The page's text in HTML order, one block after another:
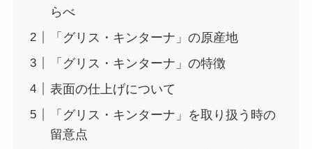
らべ
「グリス・キンターナ」の原産地
「グリス・キンターナ」の特徴
表面の仕上げについて
「グリス・キンターナ」を取り扱う時の
留意点